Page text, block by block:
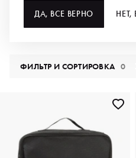
ДА, ВСЕ ВЕРНО НЕТ,
СУМКИ,
ФИЛЬТР И СОРТИРОВКА0